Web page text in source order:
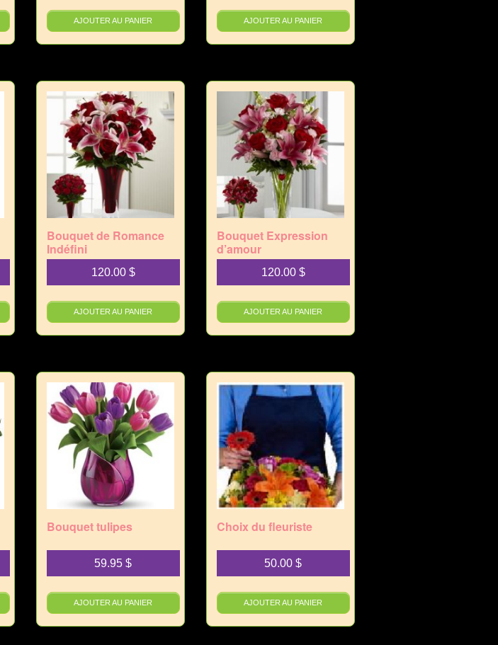
AJOUTER AU PANIER AJOUTER AU PANIER
Bouquet de Romance
Indéfini
120.00 $
AJOUTER AU PANIER
Bouquet Expression
d’amour
120.00 $
AJOUTER AU PANIER
Bouquet tulipes
59.95$
AJOUTER AU PANIER
Choix du fleuriste
50.00$
AJOUTER AU PANIER